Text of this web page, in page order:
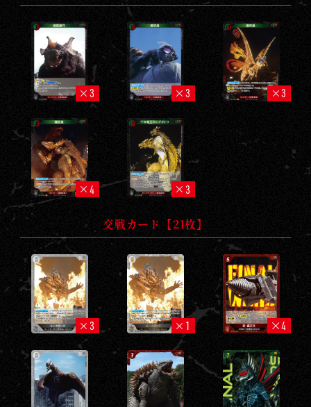
3 3 3
4 3
交戦カード【21枚】
3 1 4